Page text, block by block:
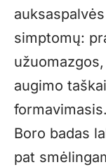
simptomų:
augimo
formavimasis.
Boro badas
pat